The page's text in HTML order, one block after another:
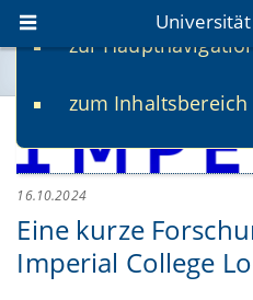
zur
zum
www.uni-
univis.uni-
fis.uni-
16.10.2024
Eine kurze
Imperial College